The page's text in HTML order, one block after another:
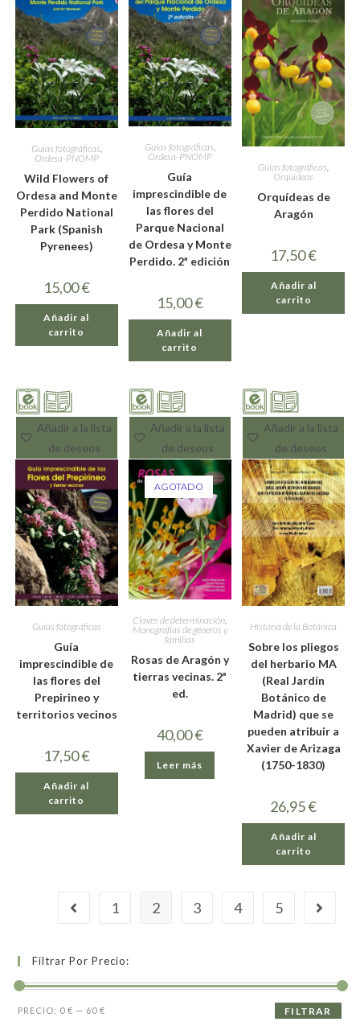
Guías fotográficas,
Ordesa-PNOMP
Wild Flowers of
Ordesa and Monte
Perdido National
Park (Spanish
Pyrenees)
15,00€
Añadir al
carrito
Guías fotográficas
Ordesa-PNOMP
Guía
imprescindible de
las flores del
Parque Nacional
de Ordesa y Monte
Perdido. 2ª edición
15,00€
Añadir al
carrito
Guías fotográficas
Orquídeas
Orquídeas de
Aragón
17,50€
Añadir al
carrito
Añadir a la lista
de deseos
Guías fotográficas
Guía
imprescindible de
las flores del
Prepirineo y
territorios vecinos
17,50€
Añadir al
carrito
Añadir a la lista
de deseos
AGOTADO
Claves de determinación,
Monografías de géneros y
familias
Rosas de Aragón y
tierras vecinas. 2ª
ed.
40,00€
Leer más
Añadir a la lista
de deseos
Historia de la Botánica
Sobre los pliegos
del herbario MA
(Real Jardín
Botánico de
Madrid) que se
pueden atribuir a
Xavier de Arizaga
(1750-1830)
26,95€
Añadir al
carrito
1 2 3 4 5
Filtrar Por Precio:
FILTRAR
PRECIO: 0 € — 60 €